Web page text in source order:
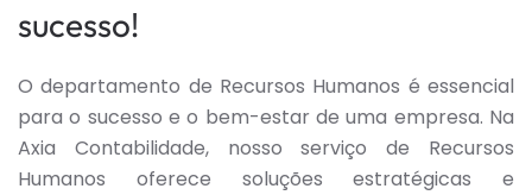
sucesso!
O departamento de Recursos Humanos é essencial
para o sucesso e o bem-estar de uma empresa. Na
Axia Contabilidade, nosso serviço de Recursos
Humanos oferece soluções estratégicas e